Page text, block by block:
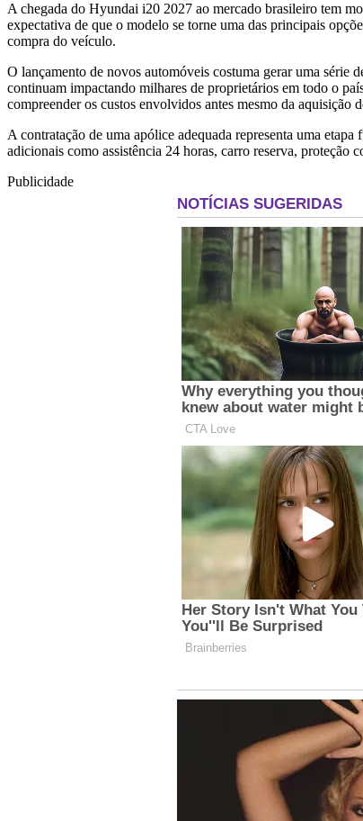
A chegada do Hyundai i20 2027 ao mercado brasileiro tem
expectativa de que o modelo se torne uma das principais
compra do veículo.
O lançamento de novos automóveis costuma gerar uma série
continuam impactando milhares de proprietários em todo o
compreender os custos envolvidos antes mesmo da aquisição
A contratação de uma apólice adequada representa uma
adicionais como assistência 24 horas, carro reserva, proteção
Publicidade